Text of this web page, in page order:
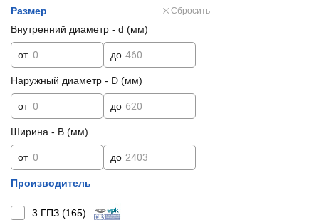
Размер Сбросить
Внутренний диаметр - d (мм)
от до
Наружный диаметр - D (мм)
от до
Ширина - B (мм)
от до
Производитель
3 ГПЗ (165)